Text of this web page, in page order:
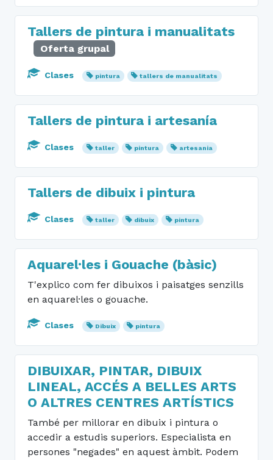
Tallers de pintura i manualitats
Oferta grupal
Clases pintura tallers de manualitats
Tallers de pintura i artesanía
Clases taller pintura artesania
Tallers de dibuix i pintura
Clases taller dibuix pintura
Aquarel·les i Gouache (bàsic)
T'explico com fer dibuixos i paisatges senzills
en aquarel·les o gouache.
Clases Dibuix pintura
DIBUIXAR, PINTAR, DIBUIX
LINEAL, ACCÉS A BELLES ARTS
O ALTRES CENTRES ARTÍSTICS
També per millorar en dibuix i pintura o
accedir a estudis superiors. Especialista en
persones "negades" en aquest àmbit. Podem